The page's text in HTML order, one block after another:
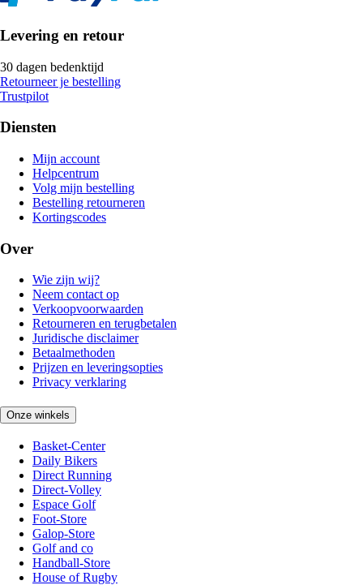
Levering en retour
30 dagen bedenktijd
Retourneer je bestelling
Trustpilot
Diensten
Mijn account
Helpcentrum
Volg mijn bestelling
Bestelling retourneren
Kortingscodes
Over
Wie zijn wij?
Neem contact op
Verkoopvoorwaarden
Retourneren en terugbetalen
Juridische disclaimer
Betaalmethoden
Prijzen en leveringsopties
Privacy verklaring
Onze winkels
Basket-Center
Daily Bikers
Direct Running
Direct-Volley
Espace Golf
Foot-Store
Galop-Store
Golf and co
Handball-Store
House of Rugby